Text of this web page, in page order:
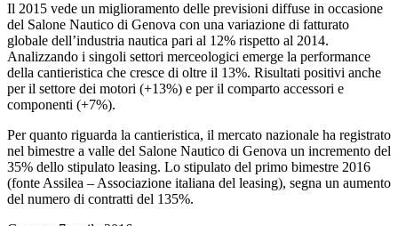
Il 2015 vede un miglioramento delle previsioni diffuse in occasione
del Salone Nautico di Genova con una variazione di fatturato
globale dell’industria nautica pari al 12% rispetto al 2014.
Analizzando i singoli settori merceologici emerge la performance
della cantieristica che cresce di oltre il 13%. Risultati positivi anche
per il settore dei motori (+13%) e per il comparto accessori e
componenti (+7%).
Per quanto riguarda la cantieristica, il mercato nazionale ha registrato
nel bimestre a valle del Salone Nautico di Genova un incremento del
35% dello stipulato leasing. Lo stipulato del primo bimestre 2016
(fonte Assilea – Associazione italiana del leasing), segna un aumento
del numero di contratti del 135%.